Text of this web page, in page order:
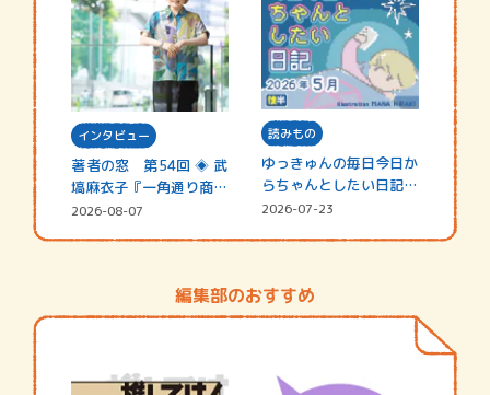
インタビュー
著者の窓 第54回 ◈ 武
塙麻衣子『一角通り商店
街の…
2026-08-07
読みもの
ゆっきゅんの毎日今日か
らちゃんとしたい日記
☆202…
2026-07-23
編集部のおすすめ